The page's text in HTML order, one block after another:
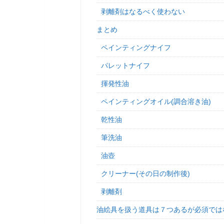
剥離剤はなるべく使わない
まとめ
ペインティングナイフ
パレットナイフ
揮発性油
ペインティングオイル(調合溶き油)
乾性油
筆洗油
油壺
クリーナー(その日の制作後)
剥離剤
油絵具を扱う道具は７つあるが必須では